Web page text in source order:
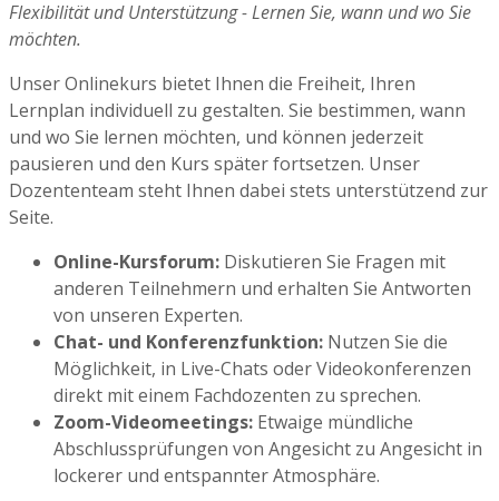
Flexibilität und Unterstützung - Lernen Sie, wann und wo Sie
möchten.
Unser Onlinekurs bietet Ihnen die Freiheit, Ihren
Lernplan individuell zu gestalten. Sie bestimmen, wann
und wo Sie lernen möchten, und können jederzeit
pausieren und den Kurs später fortsetzen. Unser
Dozententeam steht Ihnen dabei stets unterstützend zur
Seite.
Online-Kursforum: Diskutieren Sie Fragen mit
anderen Teilnehmern und erhalten Sie Antworten
von unseren Experten.
Chat- und Konferenzfunktion: Nutzen Sie die
Möglichkeit, in Live-Chats oder Videokonferenzen
direkt mit einem Fachdozenten zu sprechen.
Zoom-Videomeetings: Etwaige mündliche
Abschlussprüfungen von Angesicht zu Angesicht in
lockerer und entspannter Atmosphäre.